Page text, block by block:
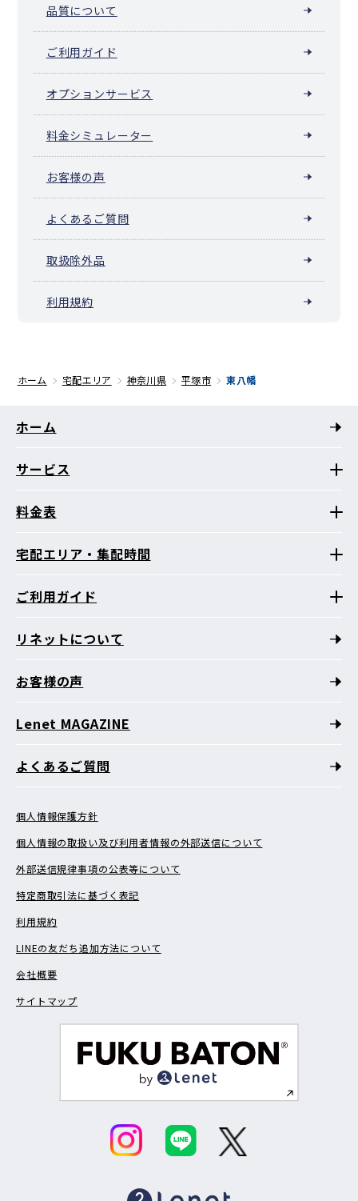
品質について
ご利用ガイド
オプションサービス
料金シミュレーター
お客様の声
よくあるご質問
取扱除外品
利用規約
ホーム 宅配エリア 神奈川県 平塚市 東八幡
ホーム
サービス
料金表
宅配エリア・集配時間
ご利用ガイド
リネットについて
お客様の声
Lenet MAGAZINE
よくあるご質問
個人情報保護方針
個人情報の取扱い及び利用者情報の外部送信について
外部送信規律事項の公表等について
特定商取引法に基づく表記
利用規約
LINEの友だち追加方法について
会社概要
サイトマップ